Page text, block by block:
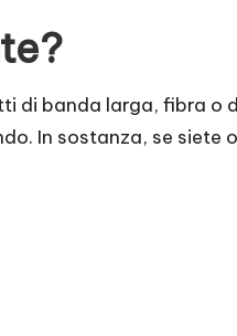
di banda larga, fibra o
In sostanza, se siete